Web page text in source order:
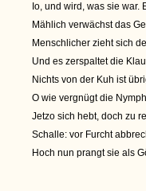
Io, und wird, was sie war.
Mählich verwächst das
Menschlicher zieht sich
Und es zerspaltet die
Nichts von der Kuh ist
O wie vergnügt die
Jetzo sich hebt, doch zu
Schalle: vor Furcht
Hoch nun prangt sie als